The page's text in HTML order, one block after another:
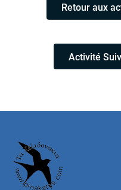
Retour aux
Activité